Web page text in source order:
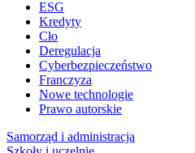
ESG
Kredyty
Cło
Deregulacja
Cyberbezpieczeństwo
Franczyza
Nowe technologie
Prawo autorskie
Samorząd i administracja